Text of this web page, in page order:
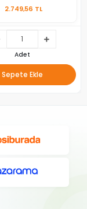
2.749,56 TL
Adet
Sepete Ekle